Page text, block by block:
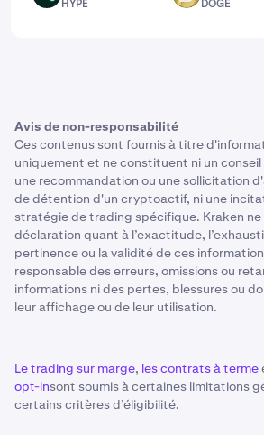
HYPE DOGE
Avis de non-responsabilité
Ces contenus sont fournis à titre
uniquement et ne constituent ni un
une recommandation ou une sollicitation
de détention d'un cryptoactif, ni une
stratégie de trading spécifique. Kraken
déclaration quant à l’exactitude,
pertinence ou la validité de ces
responsable des erreurs, omissions ou
informations ni des pertes, blessures ou
leur affichage ou de leur utilisation.
Le trading sur marge, les contrats à terme
opt-insont soumis à certaines limitations
certains critères d’éligibilité.